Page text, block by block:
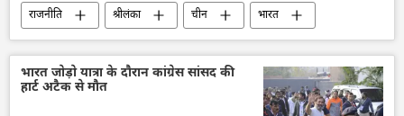
राजनीति श्रीलंका चीन
भारत
भारत का विदेश मंत्रालय (MEA)
एस. जयशंकर
IMF
भारत जोड़ो यात्रा के दौरान कांग्रेस सांसद की
हार्ट अटैक से मौत